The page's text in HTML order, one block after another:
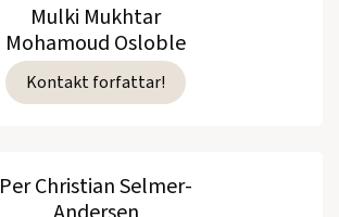
Mulki Mukhtar
Mohamoud Osloble
Kontakt forfattar!
Per Christian Selmer-